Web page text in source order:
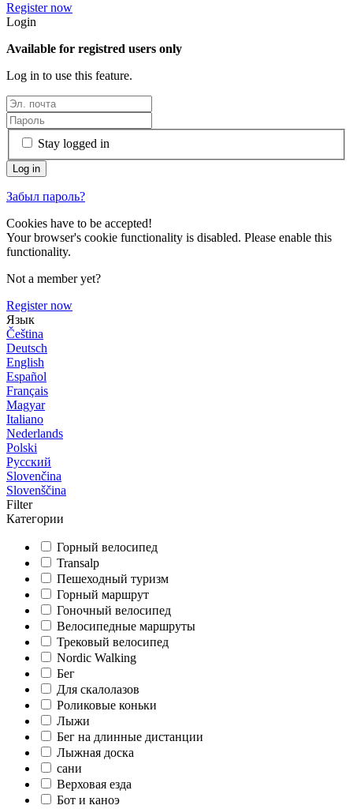
Register now
Login
Available for registred users only
Log in to use this feature.
Stay logged in
Забыл пароль?
Cookies have to be accepted!
Your browser's cookie functionality is disabled. Please enable this
functionality.
Not a member yet?
Register now
Язык
Čeština
Deutsch
English
Español
Français
Magyar
Italiano
Nederlands
Polski
Русский
Slovenčina
Slovenščina
Filter
Категории
Горный велосипед
Transalp
Пешеходный туризм
Горный маршрут
Гоночный велосипед
Велосипедные маршруты
Трековый велосипед
Nordic Walking
Бег
Для скалолазов
Роликовые коньки
Лыжи
Бег на длинные дистанции
Лыжная доска
сани
Верховая езда
Бот и каноэ